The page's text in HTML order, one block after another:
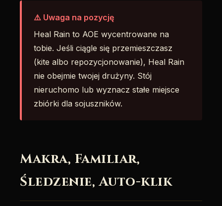
⚠️ Uwaga na pozycję
Heal Rain to AOE wycentrowane na
tobie. Jeśli ciągle się przemieszczasz
(kite albo repozycjonowanie), Heal Rain
nie obejmie twojej drużyny. Stój
nieruchomo lub wyznacz stałe miejsce
zbiórki dla sojuszników.
Makra, Familiar,
Śledzenie, Auto-klik